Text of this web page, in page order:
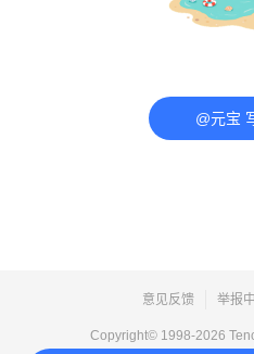
@元宝
意见反馈 举报
Copyright© 1998-2026